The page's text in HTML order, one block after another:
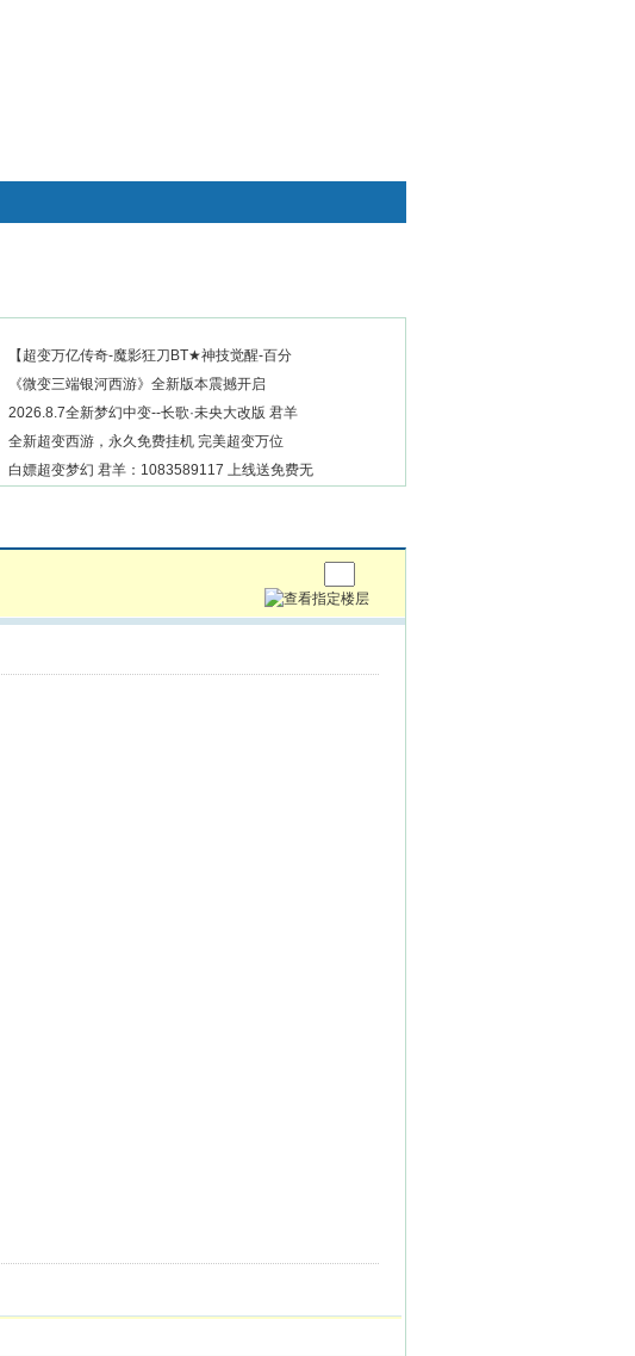
【超变万亿传奇-魔影狂刀BT★神技觉醒-百分
《微变三端银河西游》全新版本震撼开启
2026.8.7全新梦幻中变--长歌·未央大改版 君羊
全新超变西游，永久免费挂机 完美超变万位
白嫖超变梦幻 君羊：1083589117 上线送免费无